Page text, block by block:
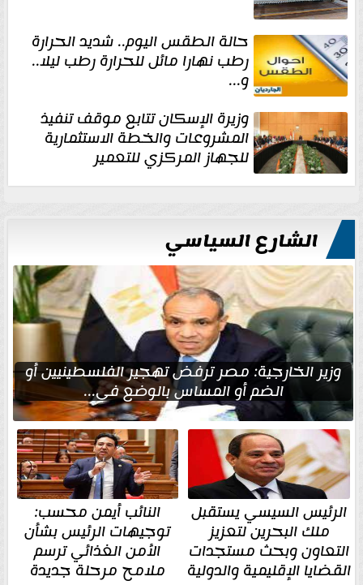
حالة الطقس اليوم.. شديد الحرارة
رطب نهارا مائل للحرارة رطب ليلا..
و...
وزيرة الإسكان تتابع موقف تنفيذ
المشروعات والخطة الاستثمارية
للجهاز المركزي للتعمير
الشارع السياسي
وزير الخارجية: مصر ترفض تهجير الفلسطينيين أو
الضم أو المساس بالوضع في...
الرئيس السيسي يستقبل
ملك البحرين لتعزيز
التعاون وبحث مستجدات
القضايا الإقليمية والدولية
النائب أيمن محسب:
توجيهات الرئيس بشأن
الأمن الغذائي ترسم
ملامح مرحلة جديدة